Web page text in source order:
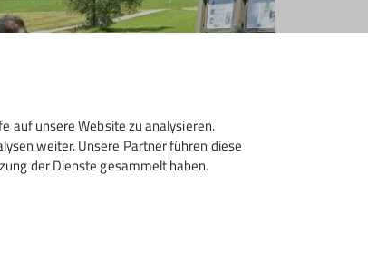
auf unsere Website zu analysieren.
weiter. Unsere Partner führen diese
der Dienste gesammelt haben.